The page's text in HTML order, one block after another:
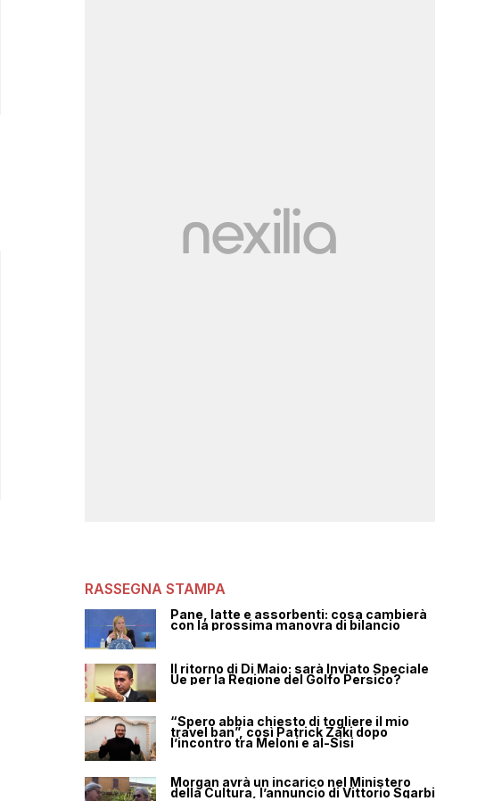
RASSEGNA STAMPA
Pane, latte e assorbenti: cosa cambierà
con la prossima manovra di bilancio
Il ritorno di Di Maio: sarà Inviato Speciale
Ue per la Regione del Golfo Persico?
“Spero abbia chiesto di togliere il mio
travel ban”, così Patrick Zaki dopo
l’incontro tra Meloni e al-Sisi
Morgan avrà un incarico nel Ministero
della Cultura, l’annuncio di Vittorio Sgarbi